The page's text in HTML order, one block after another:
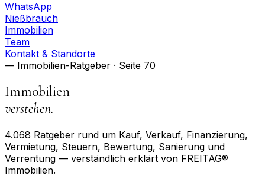
WhatsApp
Nießbrauch
Immobilien
Team
Kontakt & Standorte
— Immobilien-Ratgeber · Seite 70
Immobilien
verstehen.
4.068 Ratgeber rund um Kauf, Verkauf, Finanzierung,
Vermietung, Steuern, Bewertung, Sanierung und
Verrentung — verständlich erklärt von FREITAG®
Immobilien.